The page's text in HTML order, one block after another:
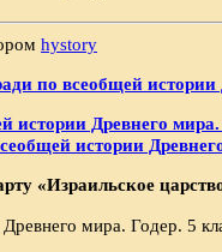
hystory
по всеобщей
истории Древнего
истории
«Израиль­ское